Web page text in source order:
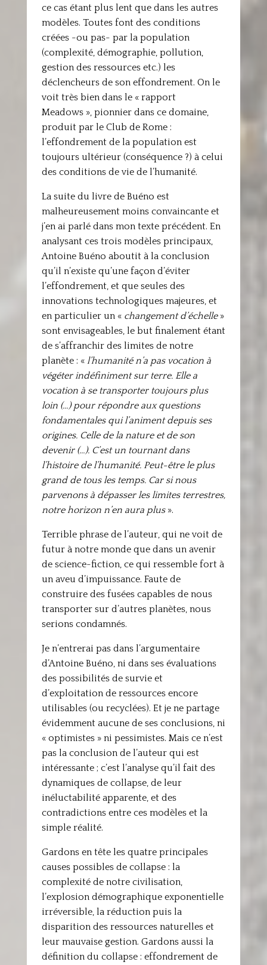
ce cas étant plus lent que dans les autres
modèles. Toutes font des conditions
créées -ou pas- par la population
(complexité, démographie, pollution,
gestion des ressources etc.) les
déclencheurs de son effondrement. On le
voit très bien dans le « rapport
Meadows », pionnier dans ce domaine,
produit par le Club de Rome :
l’effondrement de la population est
toujours ultérieur (conséquence ?) à celui
des conditions de vie de l’humanité.
La suite du livre de Buéno est
malheureusement moins convaincante et
j’en ai parlé dans mon texte précédent. En
analysant ces trois modèles principaux,
Antoine Buéno aboutit à la conclusion
qu’il n’existe qu’une façon d’éviter
l’effondrement, et que seules des
innovations technologiques majeures, et
en particulier un « changement d’échelle»
sont envisageables, le but finalement étant
de s’affranchir des limites de notre
planète : « l’humanité n’a pas vocation à
végéter indéfiniment sur terre. Elle a
vocation à se transporter toujours plus
loin (…) pour répondre aux questions
fondamentales qui l’animent depuis ses
origines. Celle de la nature et de son
devenir (…). C’est un tournant dans
l’histoire de l’humanité. Peut-être le plus
grand de tous les temps. Car si nous
parvenons à dépasser les limites terrestres,
notre horizon n’en aura plus».
Terrible phrase de l’auteur, qui ne voit de
futur à notre monde que dans un avenir
de science-fiction, ce qui ressemble fort à
un aveu d’impuissance. Faute de
construire des fusées capables de nous
transporter sur d’autres planètes, nous
serions condamnés.
Je n’entrerai pas dans l’argumentaire
d’Antoine Buéno, ni dans ses évaluations
des possibilités de survie et
d’exploitation de ressources encore
utilisables (ou recyclées). Et je ne partage
évidemment aucune de ses conclusions, ni
« optimistes » ni pessimistes. Mais ce n’est
pas la conclusion de l’auteur qui est
intéressante ; c’est l’analyse qu’il fait des
dynamiques de collapse, de leur
inéluctabilité apparente, et des
contradictions entre ces modèles et la
simple réalité.
Gardons en tête les quatre principales
causes possibles de collapse : la
complexité de notre civilisation,
l’explosion démographique exponentielle
irréversible, la réduction puis la
disparition des ressources naturelles et
leur mauvaise gestion. Gardons aussi la
définition du collapse : effondrement de